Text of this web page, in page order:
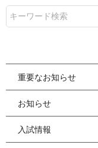
重要なお知らせ
お知らせ
入試情報